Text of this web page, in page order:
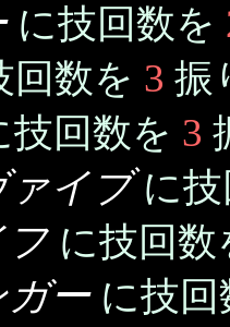
に技回数を
回数を 3 振
技回数を 3
ァイブに技
フ に技回
ーに技